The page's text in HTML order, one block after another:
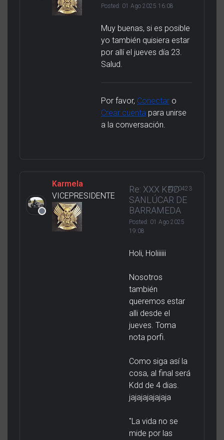
Posted: 01 Ago 2025 16:08
Muy buenas, si es posible
yo también quisiera estar
por allí el jueves día 23.
Salud.
Por favor, Conectar o
Crear cuenta para unirse
a la conversación.
Karmela
VICEPRESIDENTE
Re: XXX KDD
SANLÚCAR DE
BARRAMEDA
Posted: 01 Ago 2025
19:08
#270423
Holi, Holiiiiii
Nosotros
también
queremos estar
alli desde el
jueves. Toma
nota porfi.
Como siga así la
cosa, al final será
Kdd de 4 dias.
jajajajajajaja
"La vida no se
mide por las